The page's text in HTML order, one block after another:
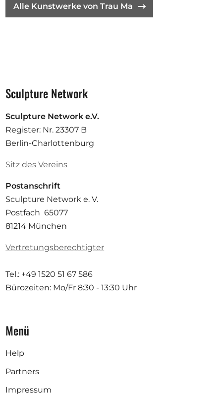
Alle Kunstwerke von Trau Ma
Sculpture Network
Sculpture Network e.V.
Register: Nr. 23307 B
Berlin-Charlottenburg
Sitz des Vereins
Postanschrift
Sculpture Network e. V.
Postfach 65077
81214 München
Vertretungsberechtigter
Tel.: +49 1520 51 67 586
Bürozeiten: Mo/Fr 8:30 - 13:30 Uhr
Menü
Help
Partners
Impressum